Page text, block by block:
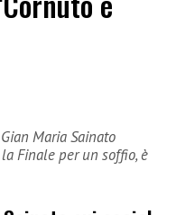
Maria Sainato
Finale per un soffio, è